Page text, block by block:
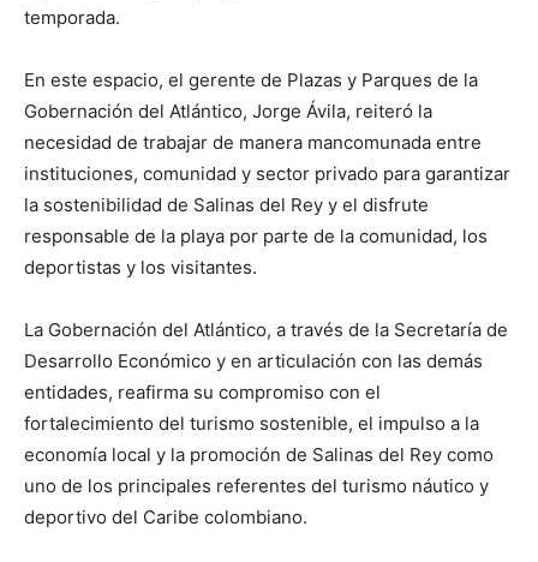
temporada.
En este espacio, el gerente de Plazas y Parques de la
Gobernación del Atlántico, Jorge Ávila, reiteró la
necesidad de trabajar de manera mancomunada entre
instituciones, comunidad y sector privado para garantizar
la sostenibilidad de Salinas del Rey y el disfrute
responsable de la playa por parte de la comunidad, los
deportistas y los visitantes.
La Gobernación del Atlántico, a través de la Secretaría de
Desarrollo Económico y en articulación con las demás
entidades, reafirma su compromiso con el
fortalecimiento del turismo sostenible, el impulso a la
economía local y la promoción de Salinas del Rey como
uno de los principales referentes del turismo náutico y
deportivo del Caribe colombiano.